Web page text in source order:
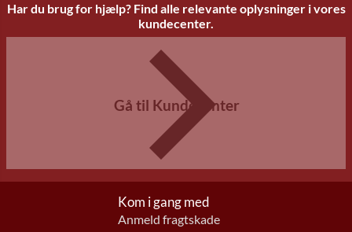
Har du brug for hjælp? Find alle relevante oplysninger i vores
kundecenter.
Gå til Kundecenter
Kom i gang med
Anmeld fragtskade